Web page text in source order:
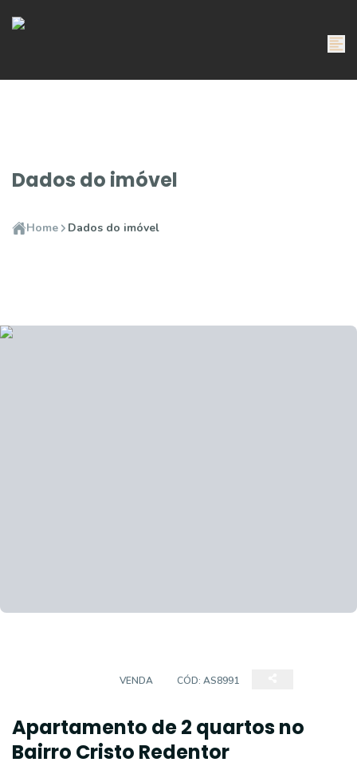
Dados do imóvel
Home Dados do imóvel
VENDA CÓD: AS8991
Apartamento de 2 quartos no
Bairro Cristo Redentor